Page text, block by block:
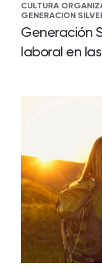
CULTURA
GENERACION
Generación
laboral en